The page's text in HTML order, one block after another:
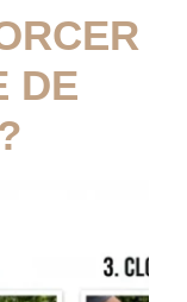
DE